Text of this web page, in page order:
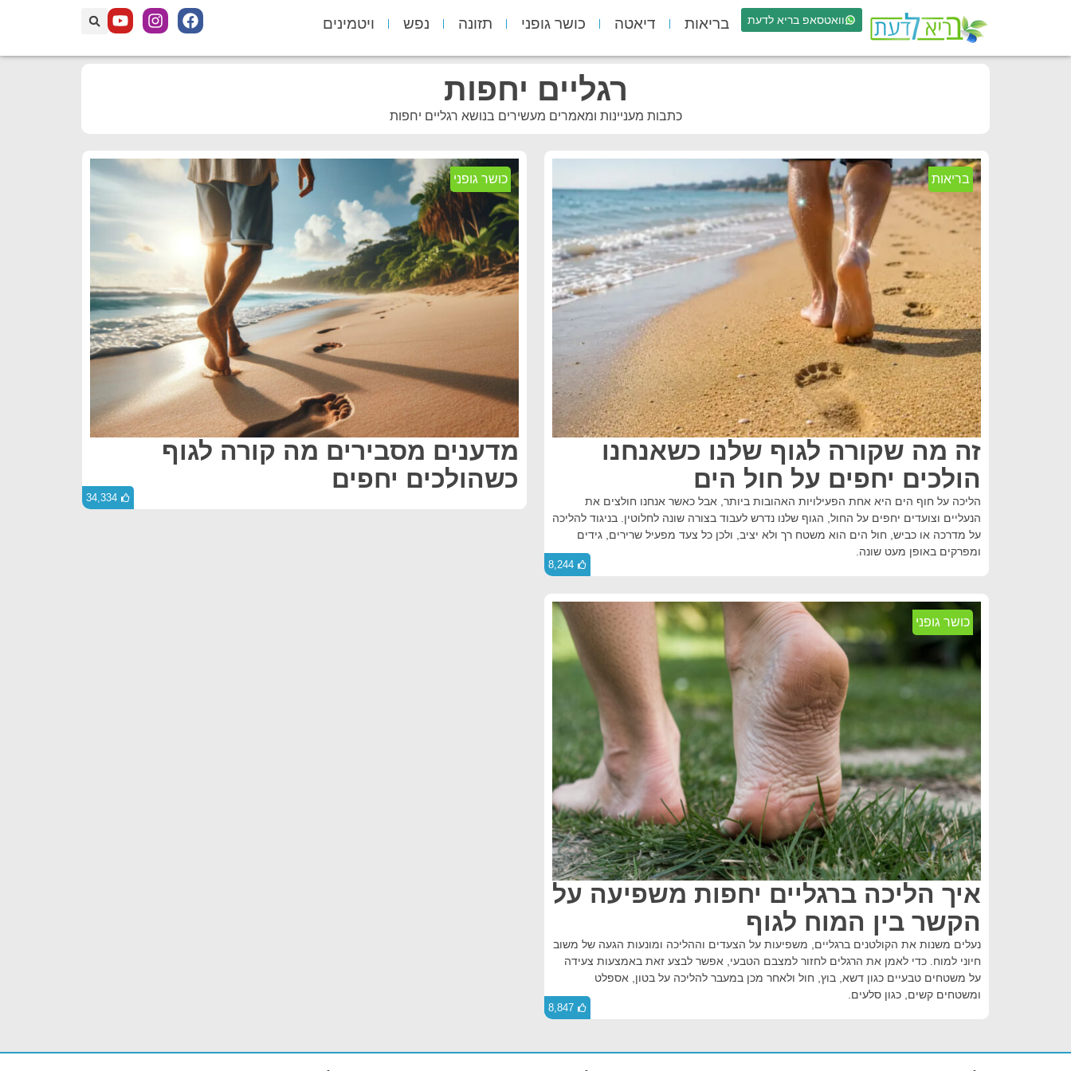
וואטסאפ בריא לדעת בריאות דיאטה כושר גופני תזונה נפש ויטמינים
רגליים יחפות
כתבות מעניינות ומאמרים מעשירים בנושא רגליים יחפות
בריאות
זה מה שקורה לגוף שלנו כשאנחנו
הולכים יחפים על חול הים
הליכה על חוף הים היא אחת הפעילויות האהובות ביותר, אבל כאשר אנחנו חולצים את
הנעליים וצועדים יחפים על החול, הגוף שלנו נדרש לעבוד בצורה שונה לחלוטין. בניגוד להליכה
על מדרכה או כביש, חול הים הוא משטח רך ולא יציב, ולכן כל צעד מפעיל שרירים, גידים
ומפרקים באופן מעט שונה.
8,244
כושר גופני
מדענים מסבירים מה קורה לגוף
כשהולכים יחפים
34,334
כושר גופני
איך הליכה ברגליים יחפות משפיעה על
הקשר בין המוח לגוף
נעלים משנות את הקולטנים ברגליים, משפיעות על הצעדים וההליכה ומונעות הגעה של משוב
חיוני למוח. כדי לאמן את הרגלים לחזור למצבם הטבעי, אפשר לבצע זאת באמצעות צעידה
על משטחים טבעיים כגון דשא, בוץ, חול ולאחר מכן במעבר להליכה על בטון, אספלט
ומשטחים קשים, כגון סלעים.
8,847